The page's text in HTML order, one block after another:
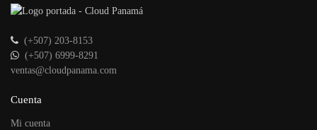
(+507) 203-8153
(+507) 6999-8291
ventas@cloudpanama.com
Cuenta
Mi cuenta